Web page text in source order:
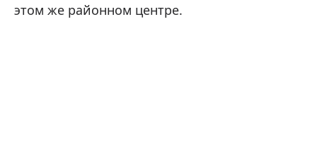
этом же районном центре.